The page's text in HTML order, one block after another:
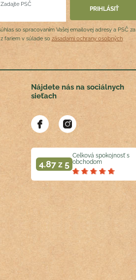
Zadajte PSČ
so spracovaním Vašej emailovej adresy a PSČ za
fariem v súlade so zásadami ochrany osobných
Nájdete nás na sociálnych
sieťach
4.87 z 5
Celková spokojnosť s
obchodom